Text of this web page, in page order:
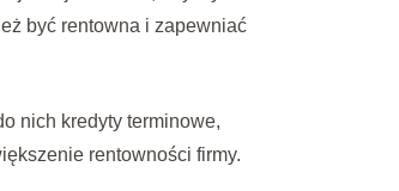
być rentowna i zapewniać
nich kredyty terminowe,
rentowności firmy.